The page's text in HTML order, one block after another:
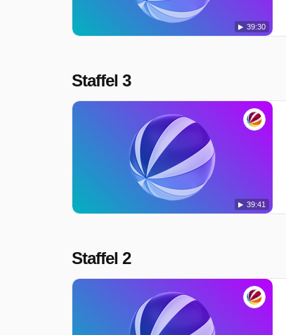
39:30
Staffel 3
39:41
Staffel 2